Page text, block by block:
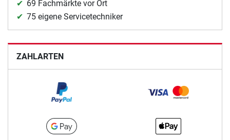
69 Fachmärkte vor Ort
75 eigene Servicetechniker
ZAHLARTEN